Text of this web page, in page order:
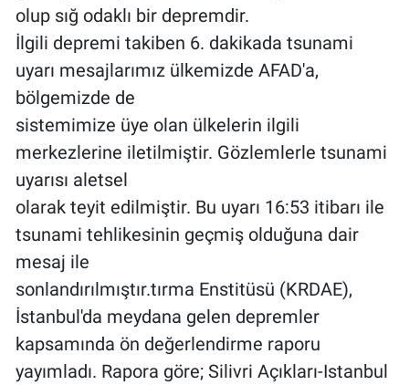
olup sığ odaklı bir depremdir.
İlgili depremi takiben 6. dakikada tsunami
uyarı mesajlarımız ülkemizde AFAD'a,
bölgemizde de
sistemimize üye olan ülkelerin ilgili
merkezlerine iletilmiştir. Gözlemlerle tsunami
uyarısı aletsel
olarak teyit edilmiştir. Bu uyarı 16:53 itibarı ile
tsunami tehlikesinin geçmiş olduğuna dair
mesaj ile
sonlandırılmıştır.tırma Enstitüsü (KRDAE),
İstanbul'da meydana gelen depremler
kapsamında ön değerlendirme raporu
yayımladı. Rapora göre; Silivri Açıkları-Istanbul